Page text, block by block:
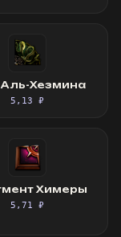
Аль-Хезмина
5,13 ₽
Химеры
5,71 ₽